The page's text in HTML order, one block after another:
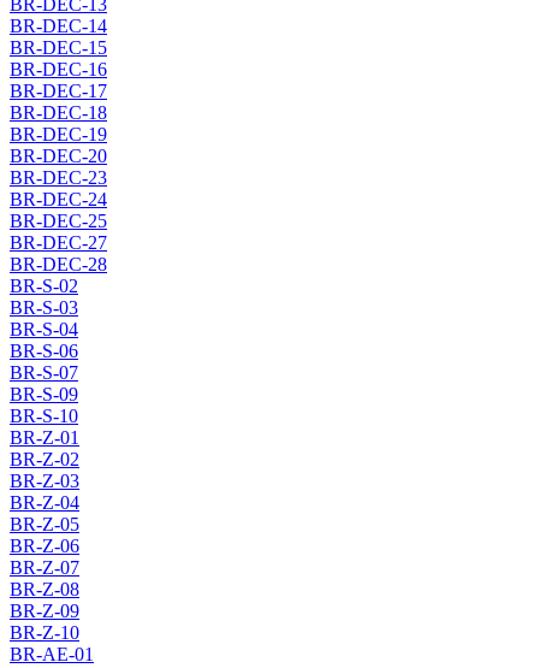
BR-DEC-13
BR-DEC-14
BR-DEC-15
BR-DEC-16
BR-DEC-17
BR-DEC-18
BR-DEC-19
BR-DEC-20
BR-DEC-23
BR-DEC-24
BR-DEC-25
BR-DEC-27
BR-DEC-28
BR-S-02
BR-S-03
BR-S-04
BR-S-06
BR-S-07
BR-S-09
BR-S-10
BR-Z-01
BR-Z-02
BR-Z-03
BR-Z-04
BR-Z-05
BR-Z-06
BR-Z-07
BR-Z-08
BR-Z-09
BR-Z-10
BR-AE-01